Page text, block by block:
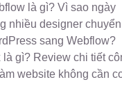
là gì? Vì sao ngày
nhiều designer
sang Webflow?
là gì? Review chi tiết
website không cần